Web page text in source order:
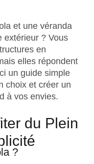
et une véranda
extérieur ? Vous
en
elles répondent
un guide simple
choix et créer un
à vos envies.
du Plein
?